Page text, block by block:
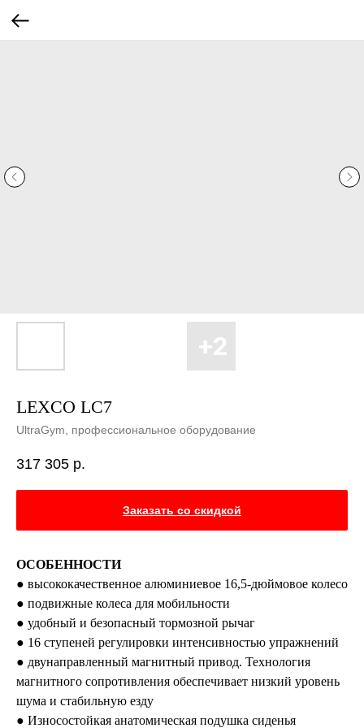
LEXCO LC7
UltraGym, профессиональное оборудование
317 305 р.
Заказать со скидкой
ОСОБЕННОСТИ
● высококачественное алюминиевое 16,5-дюймовое колесо
● подвижные колеса для мобильности
● удобный и безопасный тормозной рычаг
● 16 ступеней регулировки интенсивностью упражнений
● двунаправленный магнитный привод. Технология
магнитного сопротивления обеспечивает низкий уровень
шума и стабильную езду
● Износостойкая анатомическая подушка сиденья